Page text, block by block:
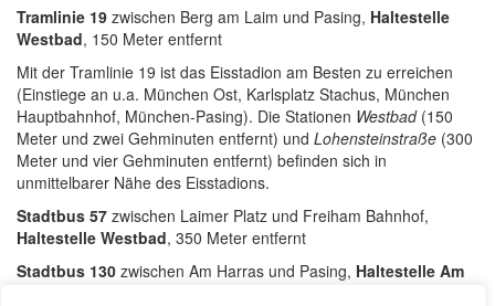
Tramlinie 19 zwischen Berg am Laim und Pasing, Haltestelle
Westbad, 150 Meter entfernt
Mit der Tramlinie 19 ist das Eisstadion am Besten zu erreichen
(Einstiege an u.a. München Ost, Karlsplatz Stachus, München
Hauptbahnhof, München-Pasing). Die Stationen Westbad (150
Meter und zwei Gehminuten entfernt) und Lohensteinstraße (300
Meter und vier Gehminuten entfernt) befinden sich in
unmittelbarer Nähe des Eisstadions.
Stadtbus 57 zwischen Laimer Platz und Freiham Bahnhof,
Haltestelle Westbad, 350 Meter entfernt
Stadtbus 130 zwischen Am Harras und Pasing, Haltestelle Am